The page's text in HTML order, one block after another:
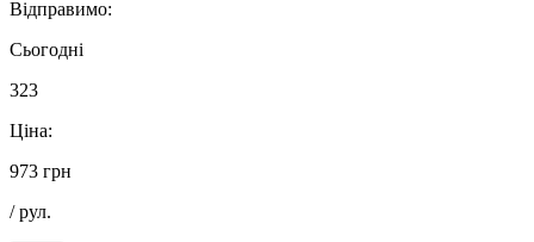
Відправимо:
Сьогодні
323
Ціна:
973 грн
/ рул.